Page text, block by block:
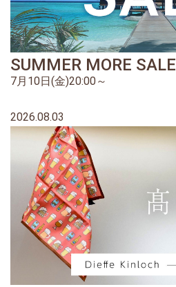
SUMMER MORE SALE
7月10日(金)20:00～
2026.08.03